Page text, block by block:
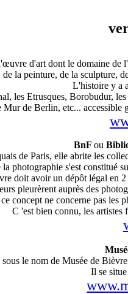
d'art dont le domaine de
de la peinture, de la sculpture,
L'histoire y a
les Etrusques, Borobudur,
Mur de Berlin, etc... accessible
BnFou
de Paris, elle abrite les
la photographie s'est constitué
doit avoir un dépôt légal en
pleurèrent auprès des
concept ne concerne pas les
C 'est bien connu, les
le nom de Musée de
Il se